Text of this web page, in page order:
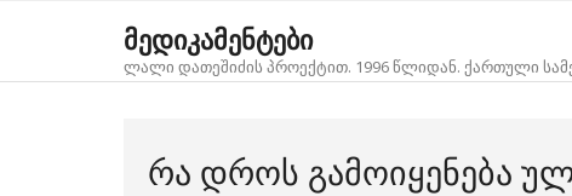
მედიკამენტები
ლალი დათეშიძის პროექტით. 1996 წლიდან. ქართული
ᲠᲐ ᲓᲠᲝᲡ ᲒᲐᲛᲝᲘᲧᲔᲜᲔᲑᲐ